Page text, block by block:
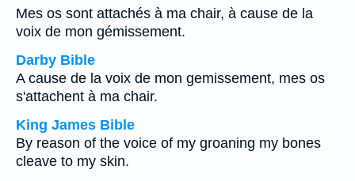
Mes os sont attachés à ma chair, à cause de la
voix de mon gémissement.
Darby Bible
A cause de la voix de mon gemissement, mes os
s'attachent à ma chair.
King James Bible
By reason of the voice of my groaning my bones
cleave to my skin.